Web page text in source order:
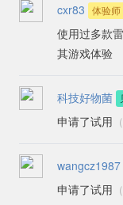
口，不过无
cxr83 体验师
使用过多款
其游戏体验
科技好物菌
申请了试用
wangcz1987
申请了试用